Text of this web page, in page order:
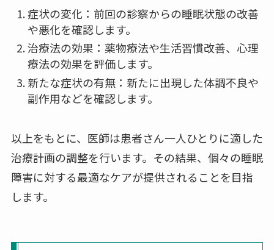
症状の変化：前回の診察からの睡眠状態の改善
や悪化を確認します。
治療法の効果：薬物療法や生活習慣改善、心理
療法の効果を評価します。
新たな症状の有無：新たに出現した体調不良や
副作用などを確認します。
以上をもとに、医師は患者さん一人ひとりに適した
治療計画の調整を行います。その結果、個々の睡眠
障害に対する最適なケアが提供されることを目指
します。